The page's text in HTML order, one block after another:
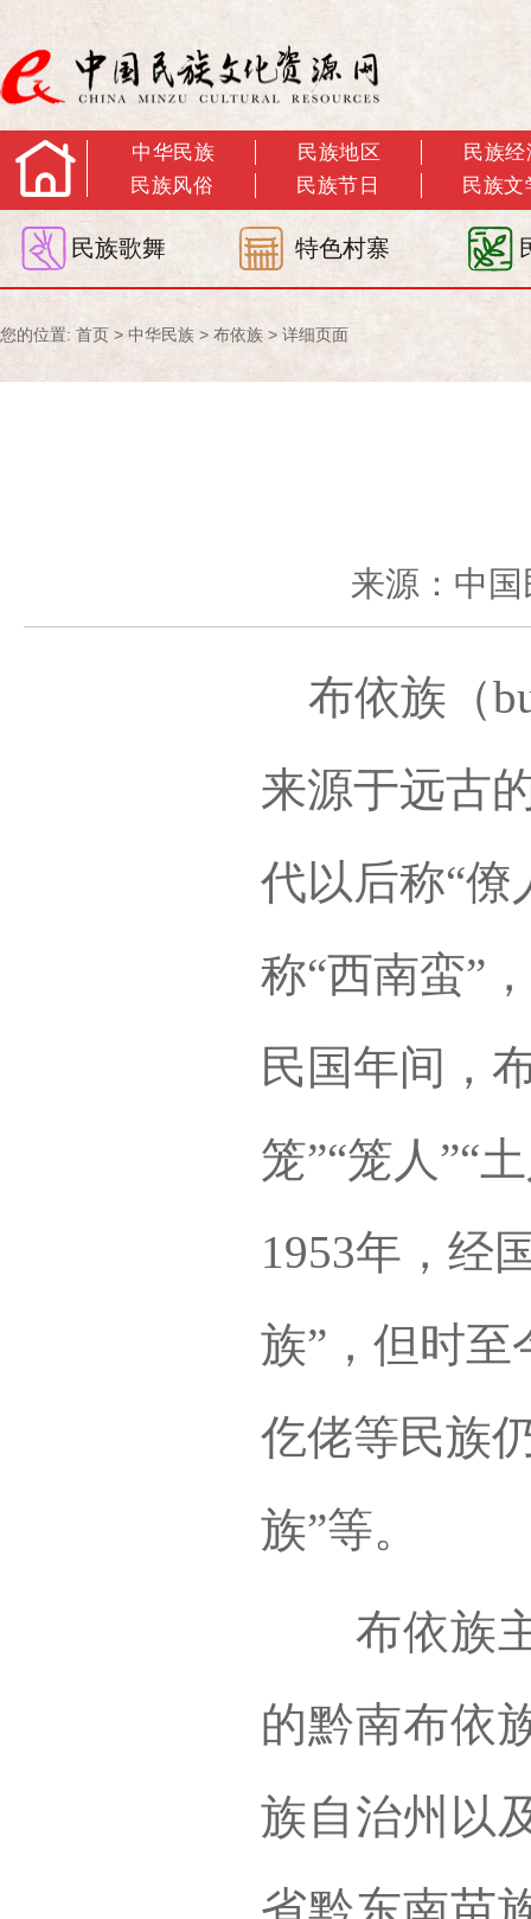
中华民族 民族地区
民族经
民族风俗
民族节日 民族文
民族歌舞 特色村寨
您的位置: 首页 > 中华民族 > 布依族 > 详细页面
来源：中
布依族（
来源于远古
代以后称“僚
称“西南蛮”
民国年间，
笼”“笼人”“
1953年，经
族”，但时
仡佬等民族
族”等。
布依族主
的黔南布依
族自治州以